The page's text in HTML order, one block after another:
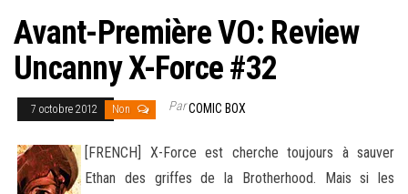
Avant-Première VO: Review
Uncanny X-Force #32
7 octobre 2012 Non ParCOMIC BOX
[FRENCH] X-Force est cherche toujours à sauver
Ethan des griffes de la Brotherhood. Mais si les